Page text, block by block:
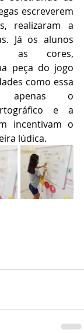
escreverem
realizaram a
Já os alunos
as cores,
peça do jogo
como essa
apenas o
e a
incentivam o
lúdica.